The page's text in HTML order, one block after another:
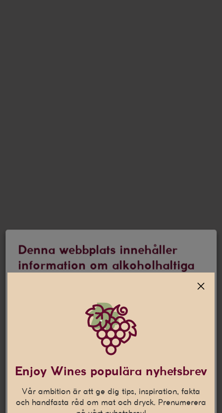
Enjoy Wines populära nyhetsbrev
Vår ambition är att ge dig tips, inspiration, fakta
och handfasta råd om mat och dryck. Prenumerera
Denna webbplats innehåller
information om alkoholhaltiga
Jag är 25 år eller äldre
Denna webbplats använder
Den här webbplatsen använder cookies som hjälper oss att
anpassa vårt innehåll och ge dig en bättre
internetupplevelse. Vi använder även denna teknik till att
samla in statistik och för att kunna leverera personliga
annonser på andra webbplatser till dig.Läs mer